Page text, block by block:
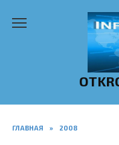
ГЛАВНАЯ » 2008